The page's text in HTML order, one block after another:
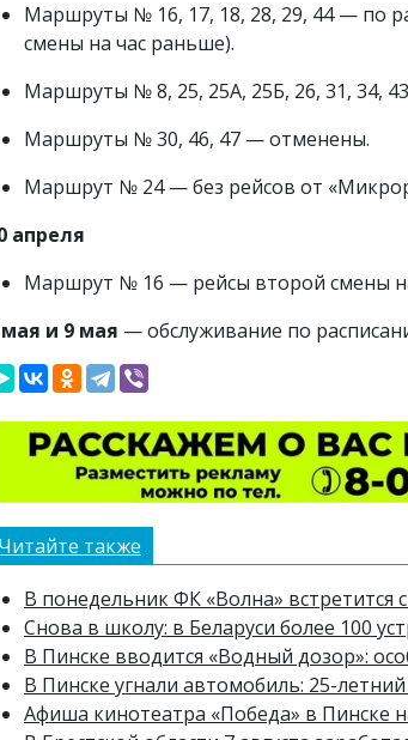
Маршруты № 16, 17, 18, 28, 29, 44 — по
смены на час раньше).
Маршруты № 8, 25, 25А, 25Б, 26, 31, 34,
Маршруты № 30, 46, 47 — отменены.
Маршрут № 24 — без рейсов от
апреля
Маршрут № 16 — рейсы второй смены
мая и 9 мая — обслуживание по
Читайте также
В понедельник ФК «Волна»
Снова в школу: в Беларуси более 100
В Пинске вводится «Водный дозор»:
В Пинске угнали автомобиль: 25-
Афиша кинотеатра «Победа» в Пинске